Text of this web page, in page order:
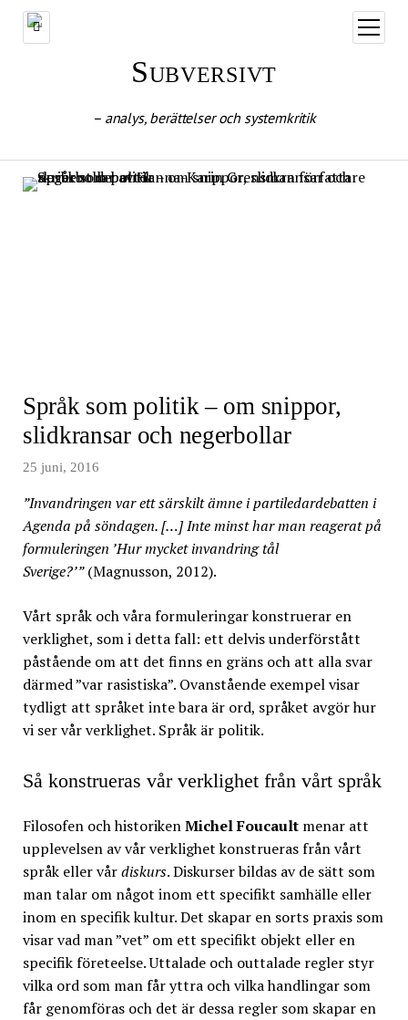
öppna
meny
Subversivt
– analys, berättelser och systemkritik
Språk som politik – om snippor,
slidkransar och negerbollar
25 juni, 2016
”Invandringen var ett särskilt ämne i partiledardebatten i
Agenda på söndagen. […] Inte minst har man reagerat på
formuleringen ’Hur mycket invandring tål
Sverige?’”(Magnusson, 2012).
Vårt språk och våra formuleringar konstruerar en
verklighet, som i detta fall: ett delvis underförstått
påstående om att det finns en gräns och att alla svar
därmed ”var rasistiska”. Ovanstående exempel visar
tydligt att språket inte bara är ord, språket avgör hur
vi ser vår verklighet. Språk är politik.
Så konstrueras vår verklighet från vårt språk
Filosofen och historikenMichel Foucaultmenar att
upplevelsen av vår verklighet konstrueras från vårt
språk eller vårdiskurs. Diskurser bildas av de sätt som
man talar om något inom ett specifikt samhälle eller
inom en specifik kultur. Det skapar en sorts praxis som
visar vad man ”vet” om ett specifikt objekt eller en
specifik företeelse. Uttalade och outtalade regler styr
vilka ord som man får yttra och vilka handlingar som
får genomföras och det är dessa regler som skapar en